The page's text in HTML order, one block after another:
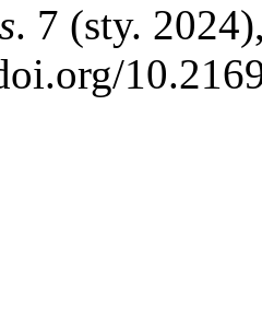
. 7 (sty.